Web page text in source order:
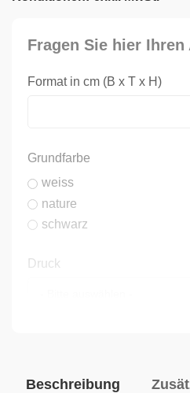
Fragen Sie hier Ihren
Format in cm (B x T x H)
Grundfarbe
weiss
nature
schwarz
Druck
Beschreibung